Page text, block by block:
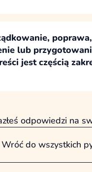
poprawa,
lub
jest częścią
nowych
odpowiedzi na
Wróć do wszystkich